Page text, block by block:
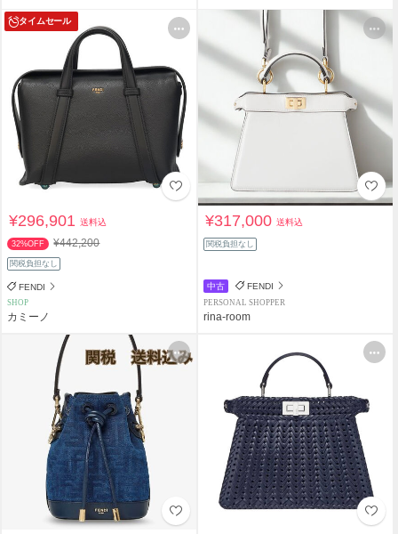
タイムセール
¥296,901送料込
32%OFF ¥442,200
関税負担なし
FENDI
SHOP
カミーノ
¥317,000送料込
関税負担なし
中古 FENDI
PERSONAL SHOPPER
rina-room